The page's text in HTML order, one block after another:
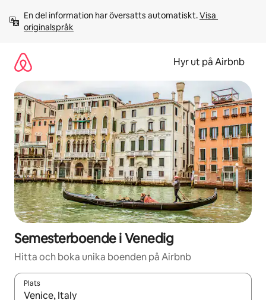
innehåll
En del information har översatts automatiskt. Visa
originalspråk
Hyr ut på Airbnb
Semesterboende i Venedig
Hitta och boka unika boenden på Airbnb
Plats
När resultaten är tillgängliga kan du navigera med upp- och